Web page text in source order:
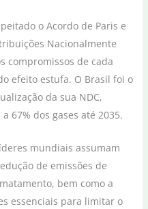
o Acordo de Paris e
Nacionalmente
compromissos de cada
efeito estufa. O Brasil foi o
da sua NDC,
67% dos gases até 2035.
mundiais assumam
de emissões de
bem como a
essenciais para limitar o